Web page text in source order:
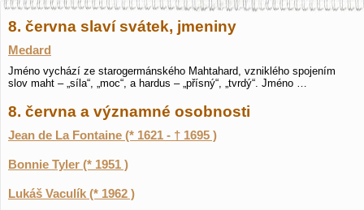
8. června slaví svátek, jmeniny
Medard
Jméno vychází ze starogermánského Mahtahard, vzniklého spojením
slov maht – „síla“, „moc“, a hardus – „přísný“, „tvrdý“. Jméno …
8. června a významné osobnosti
Jean de La Fontaine (* 1621 - † 1695 )
Bonnie Tyler (* 1951 )
Lukáš Vaculík (* 1962 )